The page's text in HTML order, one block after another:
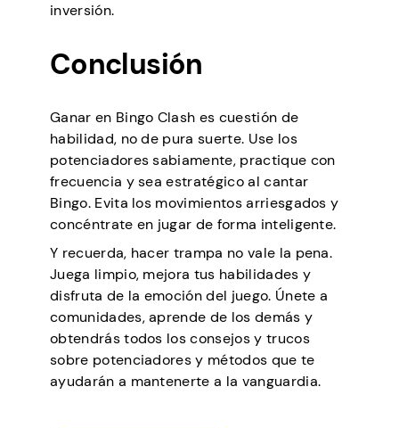
inversión.
Conclusión
Ganar en Bingo Clash es cuestión de
habilidad, no de pura suerte. Use los
potenciadores sabiamente, practique con
frecuencia y sea estratégico al cantar
Bingo. Evita los movimientos arriesgados y
concéntrate en jugar de forma inteligente.
Y recuerda, hacer trampa no vale la pena.
Juega limpio, mejora tus habilidades y
disfruta de la emoción del juego. Únete a
comunidades, aprende de los demás y
obtendrás todos los consejos y trucos
sobre potenciadores y métodos que te
ayudarán a mantenerte a la vanguardia.